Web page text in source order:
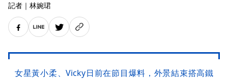
記者 ｜ 林婉珺
女星黃小柔、Vicky日前在節目爆料，外景結束搭高鐵